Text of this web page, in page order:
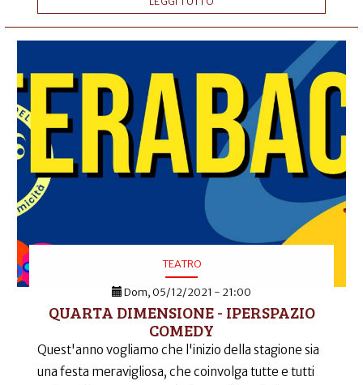
TEATRO
Dom, 05/12/2021 - 21:00
QUARTA DIMENSIONE - IPERSPAZIO
COMEDY
Quest'anno vogliamo che l'inizio della stagione sia
una festa meravigliosa, che coinvolga tutte e tutti